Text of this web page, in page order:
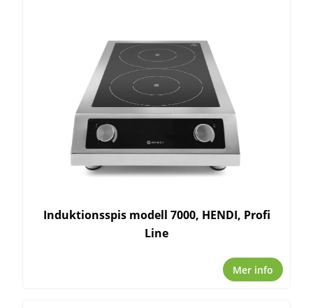
Induktionsspis modell 7000, HENDI, Profi
Line
Mer info